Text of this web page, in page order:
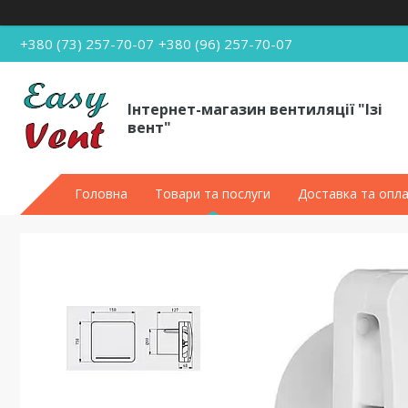
+380 (73) 257-70-07 +380 (96) 257-70-07
Інтернет-магазин вентиляції "Ізі
вент"
Головна Товари та послуги Доставка та